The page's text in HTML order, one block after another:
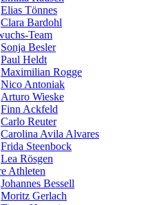
Elias Tönnes
Clara Bardohl
Team
Sonja Besler
Paul Heldt
Maximilian Rogge
Nico Antoniak
Arturo Wieske
Finn Ackfeld
Carlo Reuter
Carolina Avila Alvares
Frida Steenbock
Lea Rösgen
Athleten
Johannes Bessell
Moritz Gerlach